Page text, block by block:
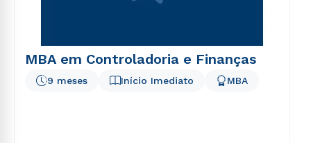
MBA em Controladoria e Finanças
Início Imediato
9 meses MBA